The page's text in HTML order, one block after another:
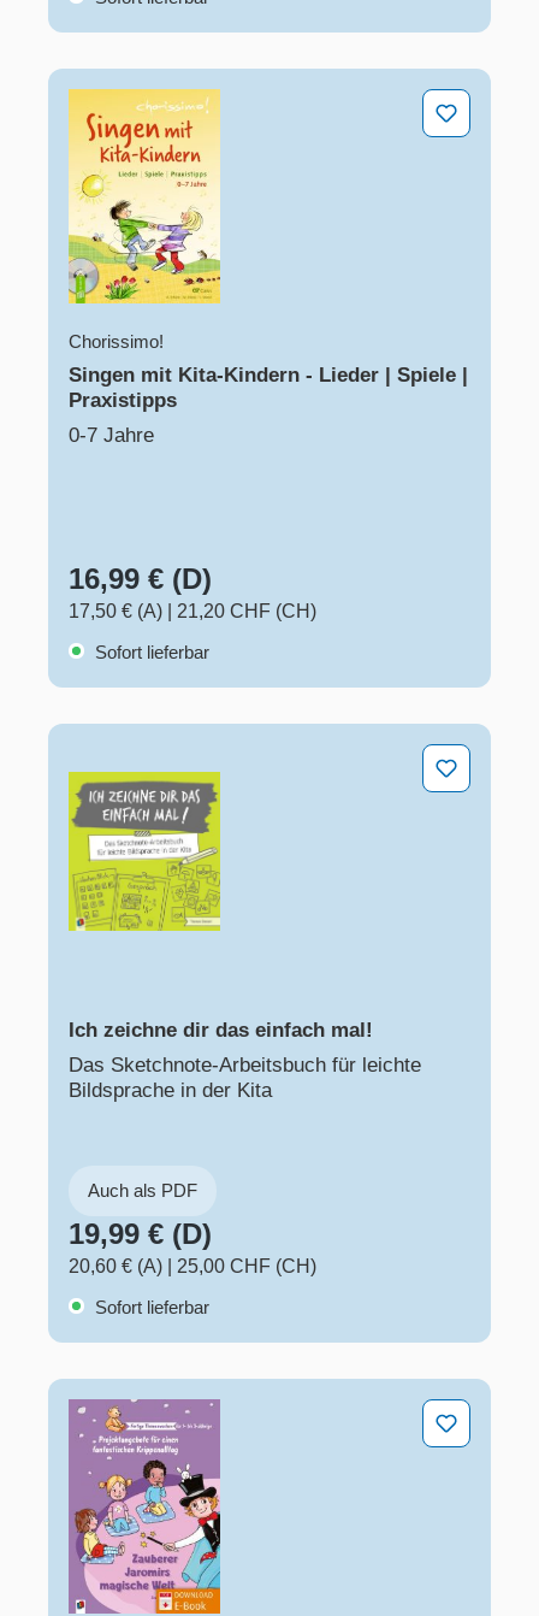
Singen mit Kita-Kindern - Lieder | Spiele | Praxistipps
Chorissimo!
Singen mit Kita-Kindern - Lieder | Spiele |
Praxistipps
0-7 Jahre
16,99 € (D)
17,50 € (A)
21,20 CHF (CH)
Sofort lieferbar
Ich zeichne dir das einfach mal!
Das Sketchnote-Arbeitsbuch für leichte
Bildsprache in der Kita
Auch als PDF
19,99 € (D)
20,60 € (A)
25,00 CHF (CH)
Sofort lieferbar
Zauberer Jaromirs magische Welt